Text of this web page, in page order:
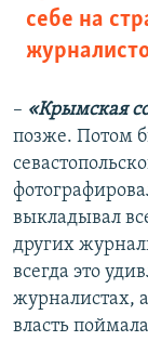
себе на
– «Крымская
позже. Потом
выкладывал
других
всегда это
журналистах,
власть